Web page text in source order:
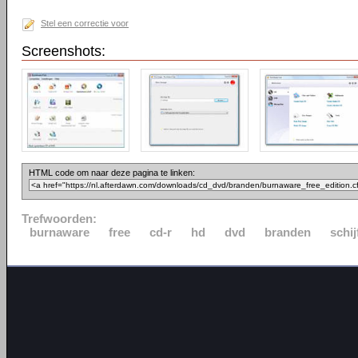
Stel een correctie voor
Screenshots:
HTML code om naar deze pagina te linken:
Trefwoorden:
burnaware
free cd-r hd dvd branden